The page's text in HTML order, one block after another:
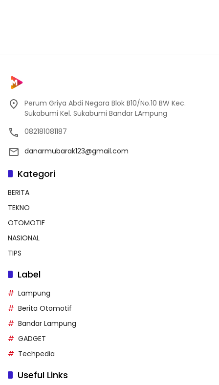
Perum Griya Abdi Negara Blok B10/No.10 BW Kec.
Sukabumi Kel. Sukabumi Bandar LAmpung
082181081187
danarmubarak123@gmail.com
Kategori
BERITA
TEKNO
OTOMOTIF
NASIONAL
TIPS
Label
Lampung
Berita Otomotif
Bandar Lampung
GADGET
Techpedia
Useful Links